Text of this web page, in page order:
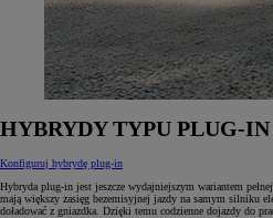
HYBRYDY TYPU PLUG‑IN
Konfiguruj hybrydę plug-in
Hybryda plug‑in jest jeszcze wydajniejszym wariantem
mają większy zasięg bezemisyjnej jazdy na samym silniku
doładować z gniazdka. Dzięki temu codzienne dojazdy do